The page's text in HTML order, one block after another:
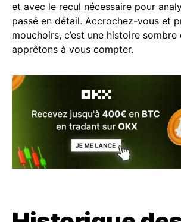
et avec le recul nécessaire pour
passé en détail. Accrochez-vous et
mouchoirs, c’est une histoire sombre
apprêtons à vous compter.